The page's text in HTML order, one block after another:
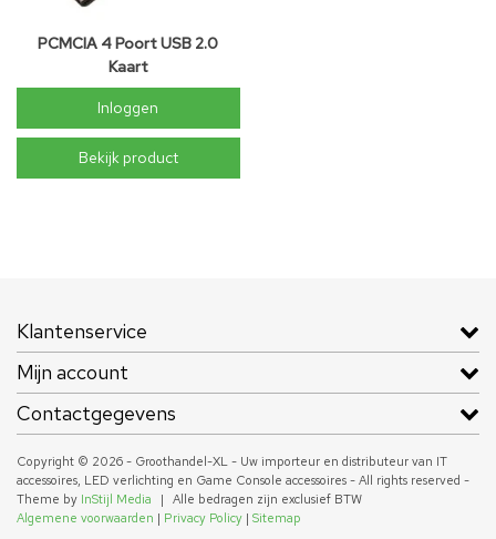
PCMCIA 4 Poort USB 2.0
Kaart
Inloggen
Bekijk product
Klantenservice
Mijn account
Contactgegevens
Copyright © 2026 - Groothandel-XL - Uw importeur en distributeur van IT
accessoires, LED verlichting en Game Console accessoires - All rights reserved -
Theme by InStijl Media |
Alle bedragen zijn exclusief BTW
Algemene voorwaarden | Privacy Policy | Sitemap